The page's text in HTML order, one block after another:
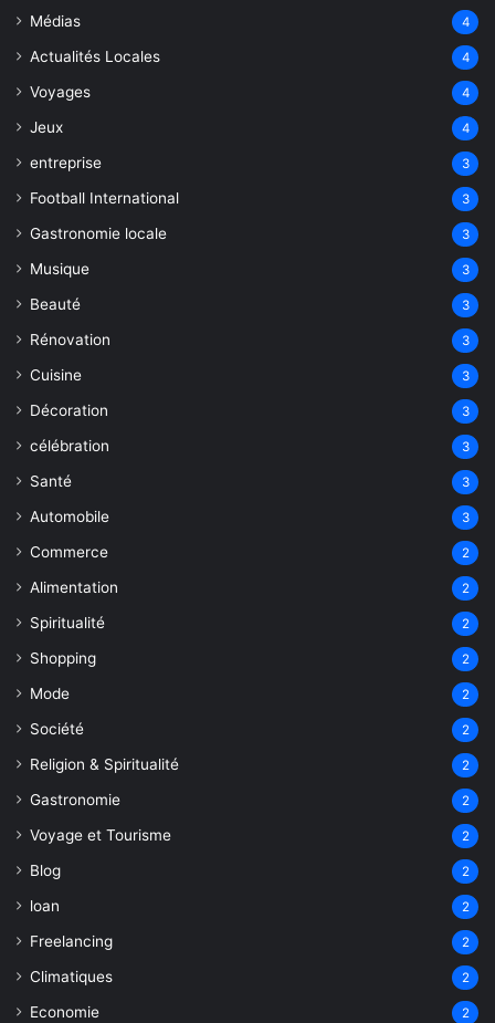
Médias 4
Actualités Locales 4
Voyages 4
Jeux 4
entreprise 3
Football International 3
Gastronomie locale 3
Musique 3
Beauté 3
Rénovation 3
Cuisine 3
Décoration 3
célébration 3
Santé 3
Automobile 3
Commerce 2
Alimentation 2
Spiritualité 2
Shopping 2
Mode 2
Société 2
Religion & Spiritualité 2
Gastronomie 2
Voyage et Tourisme 2
Blog 2
loan 2
Freelancing 2
Climatiques 2
Economie 2